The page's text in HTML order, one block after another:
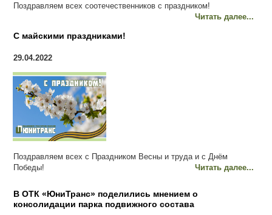
Поздравляем всех соотечественников с праздником!
Читать далее...
С майскими праздниками!
29.04.2022
Поздравляем всех с Праздником Весны и труда и с Днём
Победы!
Читать далее...
В ОТК «ЮниТранс» поделились мнением о
консолидации парка подвижного состава